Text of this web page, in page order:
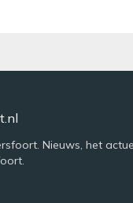
Nieuws, het